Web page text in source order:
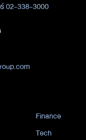
02-338-3000
Finance
Tech